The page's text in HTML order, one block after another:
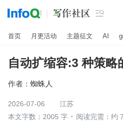

首页 月更活动 主题征文 AI
自动扩缩容:3 种策略
作者： 蜘蛛人
2026-07-06
江苏
本文字数：2005 字
阅读完需：约